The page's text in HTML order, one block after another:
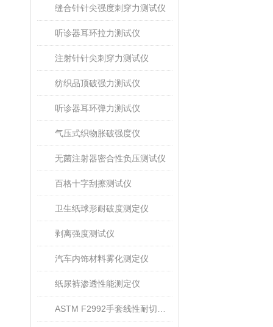
缝合针针尖强度刺穿力测试仪
听诊器耳环拉力测试仪
注射针针尖刺穿力测试仪
纺织品顶破强力测试仪
听诊器耳环弹力测试仪
气压式织物胀破强度仪
无菌注射器密合性负压测试仪
百格十字刮擦测试仪
卫生纸球形耐破度测定仪
剥离强度测试仪
汽车内饰材料雾化测定仪
纸尿裤渗透性能测定仪